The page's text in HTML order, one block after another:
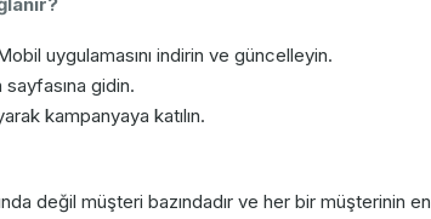
uygulamasını indirin ve güncelleyin.
gidin.
kampanyaya katılın.
değil müşteri bazındadır ve her bir müşterinin